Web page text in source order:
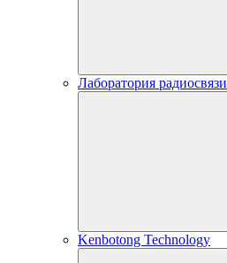
Лаборатория радиосвязи
Kenbotong Technology